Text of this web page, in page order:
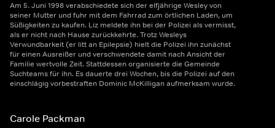
Am 5. Juni 1998 verabschiedete sich der elfjährige Wesley von
seiner Mutter und fuhr mit dem Fahrrad zum örtlichen Laden, um
Süßigkeiten zu kaufen. Liz meldete ihn bei der Polizei als vermisst,
als er nicht nach Hause zurückkehrte. Trotz Wesleys
Verwundbarkeit (er litt an Epilepsie) hielt die Polizei ihn zunächst
für einen Ausreißer und verschwendete damit nach Ansicht der
Familie wertvolle Zeit. Stattdessen organisierte die Gemeinde
Suchteams für ihn. Es dauerte drei Wochen, bis die Polizei auf den
einschlägig vorbestraften Dominic McKilligan aufmerksam wurde.
Carole Packman